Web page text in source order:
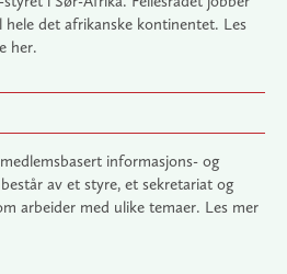
det afrikanske kontinentet. Les
her.
informasjons- og
av et styre, et sekretariat og
arbeider med ulike temaer. Les mer